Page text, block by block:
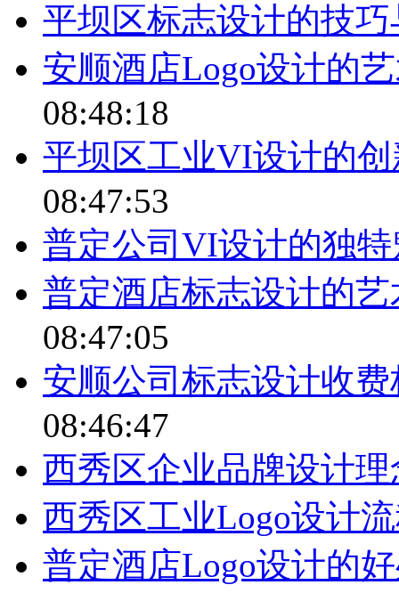
平坝区标志设计的技
安顺酒店Logo设计的
08:48:18
平坝区工业VI设计的
08:47:53
普定公司VI设计的独
普定酒店标志设计的
08:47:05
安顺公司标志设计收
08:46:47
西秀区企业品牌设计
西秀区工业Logo设计
普定酒店Logo设计的